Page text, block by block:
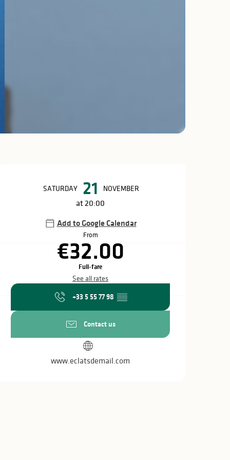
hours
SATURDAY 21 NOVEMBER
at 20:00
Add to Google Calendar
From
€32.00
Full-fare
See all rates
+33 5 55 77 98 ▒▒
Contact us
www.eclatsdemail.com